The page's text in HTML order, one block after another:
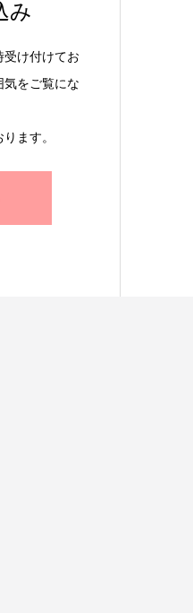
み
け付けてお
気をご覧にな
ます。